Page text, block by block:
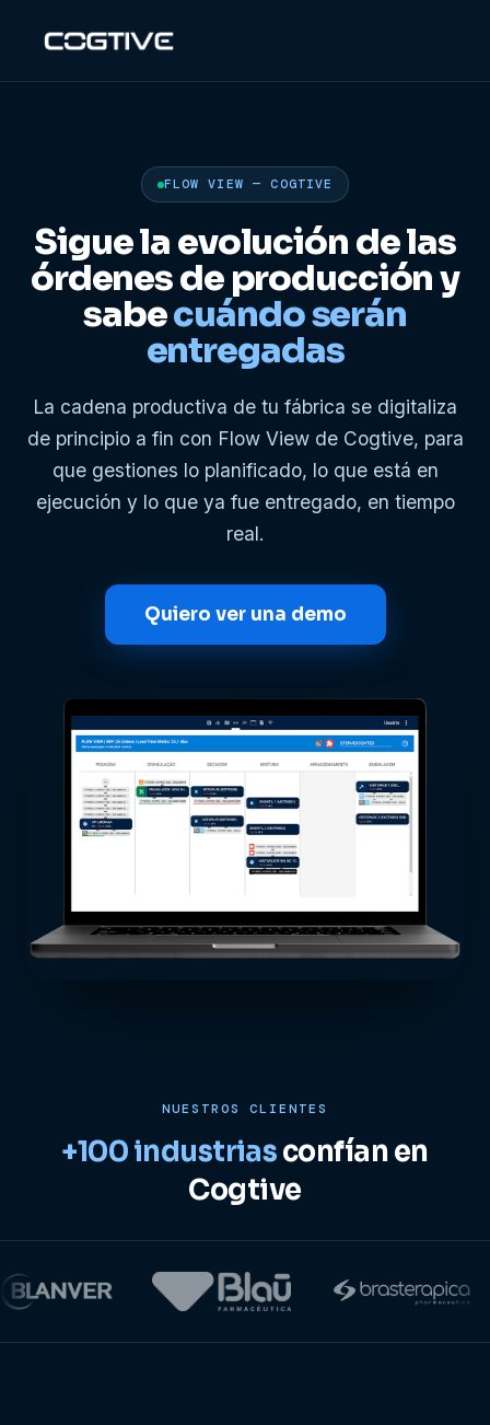
FLOW VIEW — COGTIVE
Sigue la evolución de las
órdenes de producción y
sabecuándo serán
entregadas
La cadena productiva de tu fábrica se digitaliza
de principio a fin con Flow View de Cogtive, para
que gestiones lo planificado, lo que está en
ejecución y lo que ya fue entregado, en tiempo
real.
Quiero ver una demo
NUESTROS CLIENTES
+100 industriasconfían en
Cogtive